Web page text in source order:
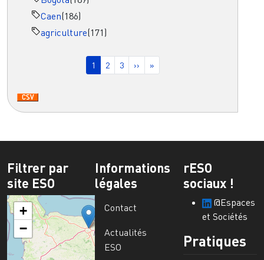
Caen(186)
agriculture(171)
Page courante
1 Page
2 Page
3 Page suivante
›› Dernière page
»
Filtrer par
site ESO
+
−
Informations
légales
Contact
Actualités
ESO
rESO
sociaux !
@Espaces
et Sociétés
Pratiques